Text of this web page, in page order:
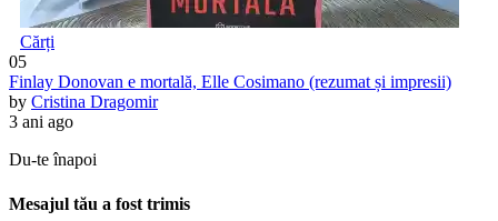
Cărți
05
Finlay Donovan e mortală, Elle Cosimano (rezumat și impresii)
by Cristina Dragomir
3 ani ago
Du-te înapoi
Mesajul tău a fost trimis